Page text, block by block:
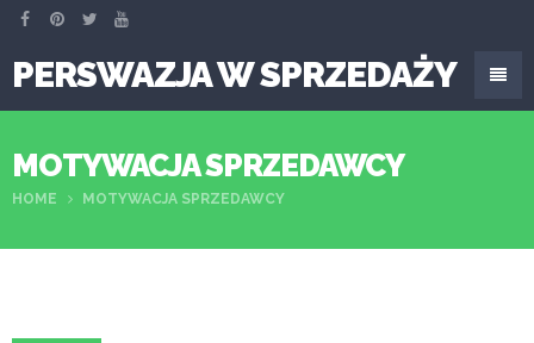
PERSWAZJA W SPRZEDAŻY
MOTYWACJA SPRZEDAWCY
HOME MOTYWACJA SPRZEDAWCY